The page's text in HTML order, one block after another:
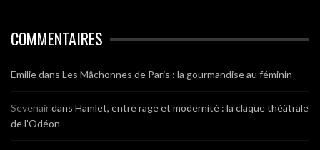
COMMENTAIRES
Emiliedans Les Mâchonnes de Paris : la gourmandise au féminin
Sevenairdans Hamlet, entre rage et modernité : la claque théâtrale
de l’Odéon